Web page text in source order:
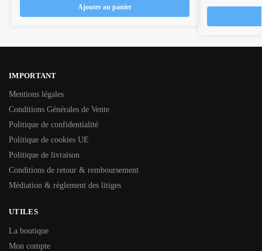
Ajouter au panier
IMPORTANT
Mentions légales
Conditions Générales de Vente
Politique de confidentialité
Politique de cookies UE
Politique de livraison
Conditions de retour & remboursement
Médiation & règlement des litiges
UTILES
La boutique
Mon compte